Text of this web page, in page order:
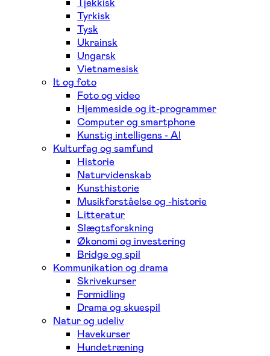
Tyrkisk
Tysk
Ukrainsk
Ungarsk
Vietnamesisk
It og foto
Foto og video
Hjemmeside og it-programmer
Computer og smartphone
Kunstig intelligens - AI
Kulturfag og samfund
Historie
Naturvidenskab
Kunsthistorie
Musikforståelse og -historie
Litteratur
Slægtsforskning
Økonomi og investering
Bridge og spil
Kommunikation og drama
Skrivekurser
Formidling
Drama og skuespil
Natur og udeliv
Havekurser
Hundetræning